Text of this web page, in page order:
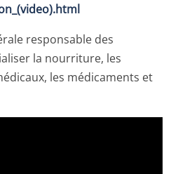
responsable des
la nourriture, les
les médicaments et